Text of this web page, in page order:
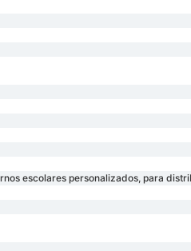
escolares personalizados, para